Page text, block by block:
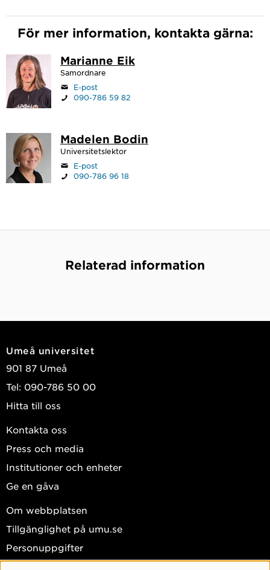
För mer information, kontakta gärna:
Marianne Eik
Samordnare
E-post
090-786 59 82
Madelen Bodin
Universitetslektor
E-post
090-786 96 18
Relaterad information
Umeå universitet
901 87 Umeå
Tel: 090-786 50 00
Hitta till oss
Kontakta oss
Press och media
Institutioner och enheter
Ge en gåva
Om webbplatsen
Tillgänglighet på umu.se
Personuppgifter